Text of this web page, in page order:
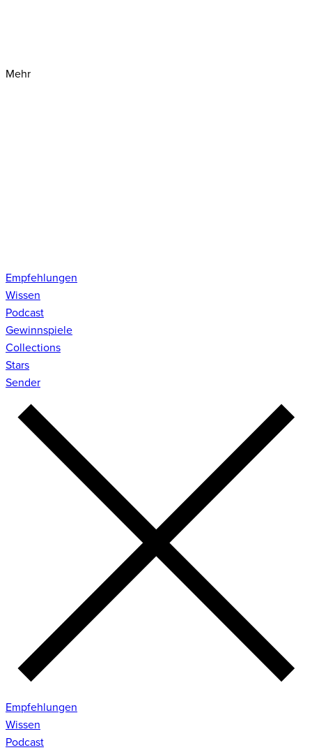
Mehr
Empfehlungen
Wissen
Podcast
Gewinnspiele
Collections
Stars
Sender
Empfehlungen
Wissen
Podcast